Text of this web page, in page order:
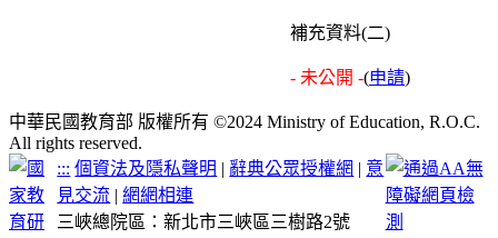
補充資料(二)
- 未公開 -(申請)
中華民國教育部 版權所有 ©2024 Ministry of Education, R.O.C.
All rights reserved.
::: 個資法及隱私聲明 | 辭典公眾授權網 | 意
見交流 |網網相連
三峽總院區：新北市三峽區三樹路2號